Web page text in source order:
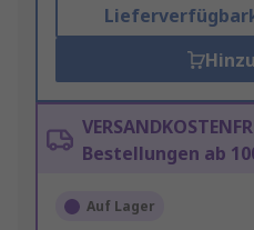
Bestellungen ab
Auf Lager